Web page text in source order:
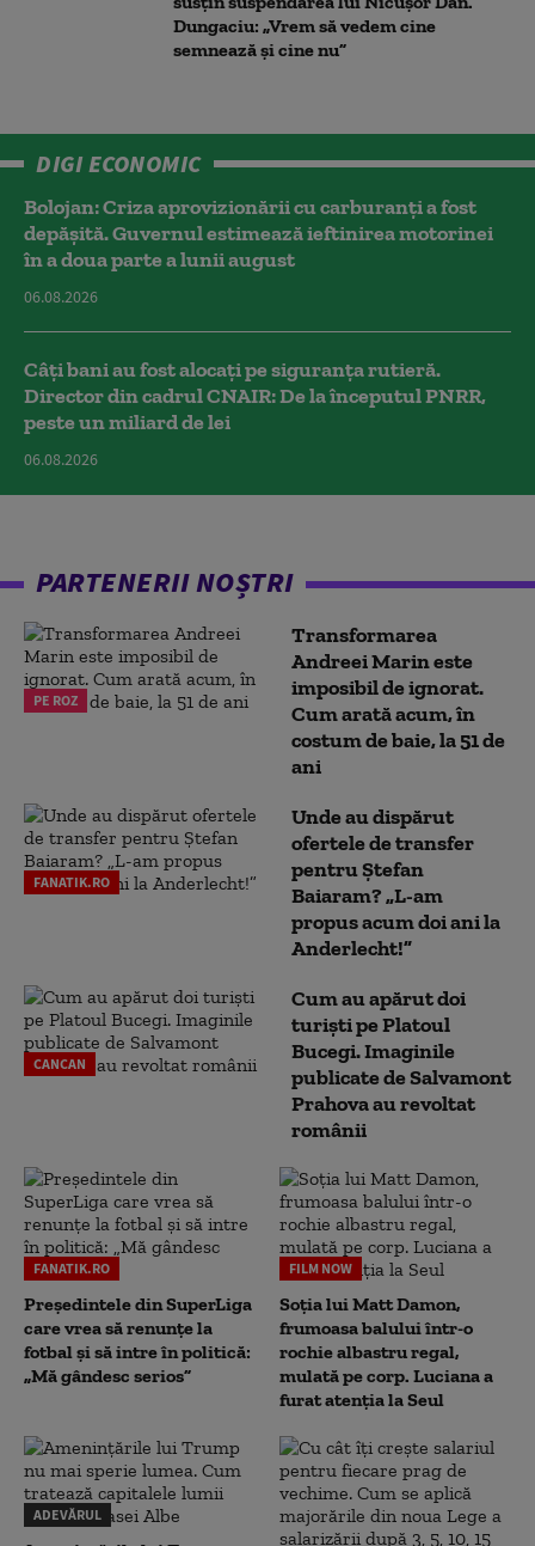
Dungaciu: „Vrem să vedem cine
semnează și cine nu”
DIGI ECONOMIC
Bolojan: Criza aprovizionării cu carburanți a fost
depășită. Guvernul estimează ieftinirea motorinei
în a doua parte a lunii august
06.08.2026
Câți bani au fost alocați pe siguranța rutieră.
Director din cadrul CNAIR: De la începutul PNRR,
peste un miliard de lei
06.08.2026
PARTENERII NOȘTRI
PE ROZ
Transformarea
Andreei Marin este
imposibil de ignorat.
Cum arată acum, în
costum de baie, la 51 de
ani
FANATIK.RO
Unde au dispărut
ofertele de transfer
pentru Ștefan
Baiaram? „L-am
propus acum doi ani la
Anderlecht!”
CANCAN
Cum au apărut doi
turiști pe Platoul
Bucegi. Imaginile
publicate de Salvamont
Prahova au revoltat
românii
FANATIK.RO
Președintele din SuperLiga
care vrea să renunțe la
fotbal și să intre în politică:
„Mă gândesc serios”
FILM NOW
Soția lui Matt Damon,
frumoasa balului într-o
rochie albastru regal,
mulată pe corp. Luciana a
furat atenția la Seul
ADEVĂRUL